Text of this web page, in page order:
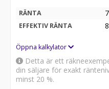
RÄNTA
EFFEKTIV RÄNTA
Öppna kalkylator
Detta är ett
din säljare för exakt
minst 20 %.